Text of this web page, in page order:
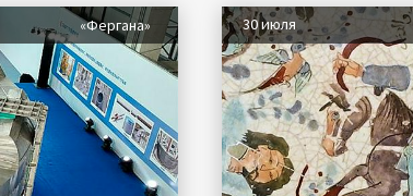
«Фергана» 30 июля